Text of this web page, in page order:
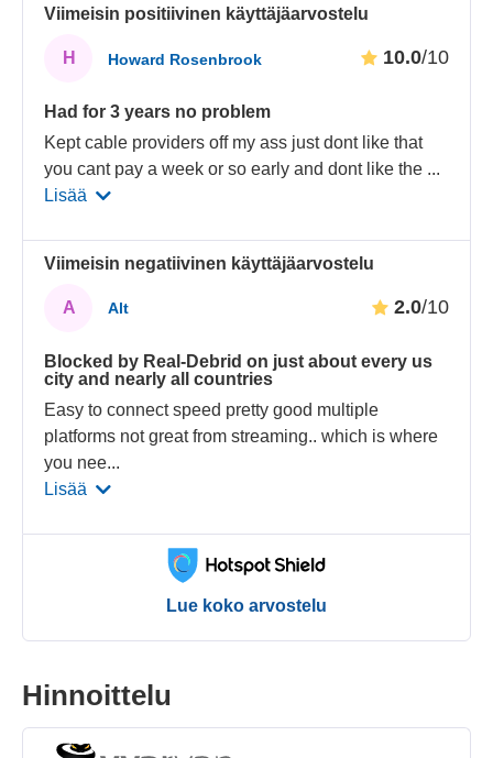
Viimeisin positiivinen käyttäjäarvostelu
H Howard Rosenbrook 10.0/10
Had for 3 years no problem
Kept cable providers off my ass just dont like that
you cant pay a week or so early and dont like the ...
Lisää
Viimeisin negatiivinen käyttäjäarvostelu
A Alt 2.0/10
Blocked by Real-Debrid on just about every us
city and nearly all countries
Easy to connect speed pretty good multiple
platforms not great from streaming.. which is where
you nee...
Lisää
Lue koko arvostelu
Hinnoittelu